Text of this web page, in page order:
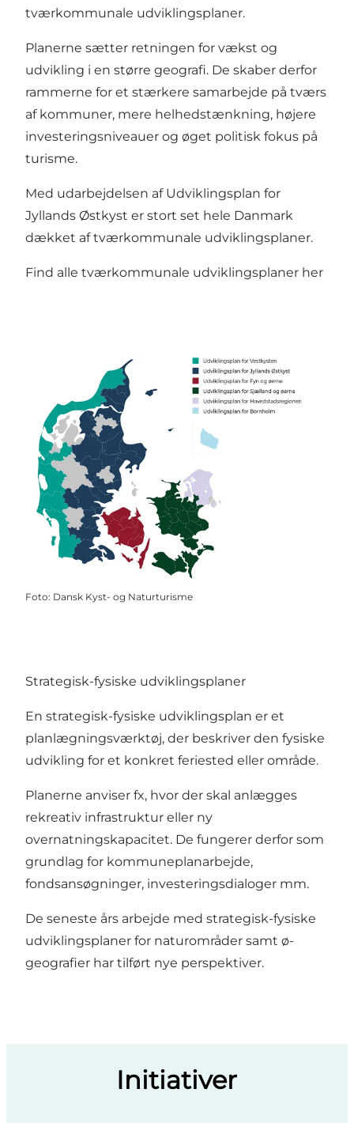
tværkommunale udviklingsplaner.
Planerne sætter retningen for vækst og
udvikling i en større geografi. De skaber derfor
rammerne for et stærkere samarbejde på tværs
af kommuner, mere helhedstænkning, højere
investeringsniveauer og øget politisk fokus på
turisme.
Med udarbejdelsen af Udviklingsplan for
Jyllands Østkyst er stort set hele Danmark
dækket af tværkommunale udviklingsplaner.
Find alle tværkommunale udviklingsplaner her
Foto: Dansk Kyst- og Naturturisme
Strategisk-fysiske udviklingsplaner
En strategisk-fysiske udviklingsplan er et
planlægningsværktøj, der beskriver den fysiske
udvikling for et konkret feriested eller område.
Planerne anviser fx, hvor der skal anlægges
rekreativ infrastruktur eller ny
overnatningskapacitet. De fungerer derfor som
grundlag for kommuneplanarbejde,
fondsansøgninger, investeringsdialoger mm.
De seneste års arbejde med strategisk-fysiske
udviklingsplaner for naturområder samt ø-
geografier har tilført nye perspektiver.
Initiativer